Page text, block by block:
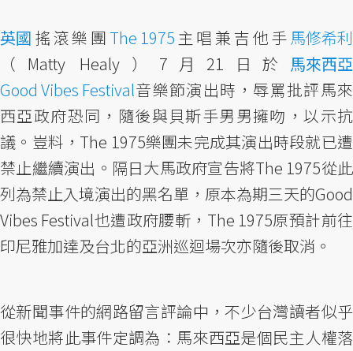
英國 搖滾樂團 The 1975 主唱兼吉他手馬修希利
（Matty Healy）7月21日於 馬來西亞
Good Vibes Festival音樂節演出時，辱罵批評馬來
西亞政府恐同，隨後與貝斯手男男擁吻，以示抗
議。豈料，The 1975樂團未完成其演出時段就已遭
禁止繼續演出。隔日大馬政府宣告將The 1975從此
列為禁止入境演出的黑名單，原本為期三天的Good
Vibes Festival也遭政府腰斬，The 1975原預計前往
印尼雅加達及台北的亞洲巡迴場次亦隨後取消。
從新聞事件的網路留言評論中，不少台灣讀者似乎
很快地將此事件定調為：馬來西亞是個民主人權落